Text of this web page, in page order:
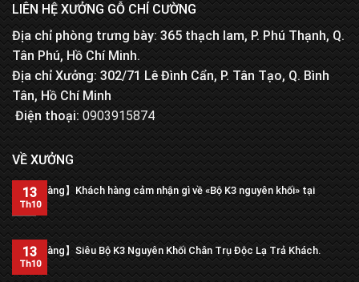
LIÊN HỆ XƯỞNG GỖ CHÍ CƯỜNG
Địa chỉ phòng trưng bày: 365 thạch lam, P. Phú Thạnh, Q.
Tân Phú, Hồ Chí Minh.
Địa chỉ Xưởng: 302/71 Lê Đình Cẩn, P. Tân Tạo, Q. Bình
Tân, Hồ Chí Minh
Điện thoại:0903915874
VỀ XƯỞNG
【Trả hàng】Khách hàng cảm nhận gì về «Bộ K3 nguyên khối» tại
xưởng?
13
Th10
【Trả hàng】Siêu Bộ K3 Nguyên Khối Chân Trụ Độc Lạ Trả Khách.
13
Th10